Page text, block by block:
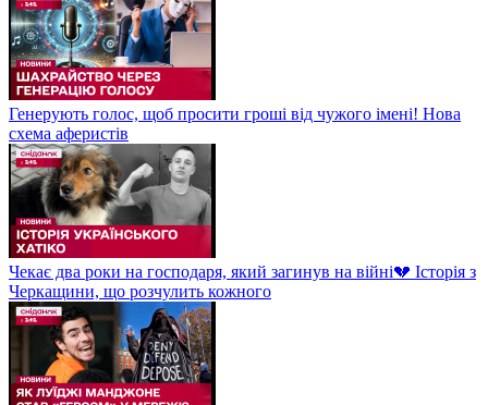
Генерують голос, щоб просити гроші від чужого імені! Нова
схема аферистів
Чекає два роки на господаря, який загинув на війні💔 Історія з
Черкащини, що розчулить кожного